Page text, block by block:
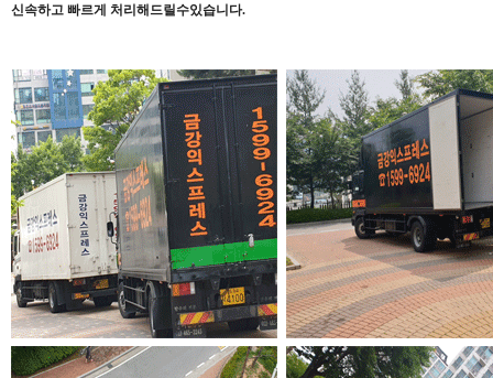
신속하고 빠르게 처리해드릴수있습니다.